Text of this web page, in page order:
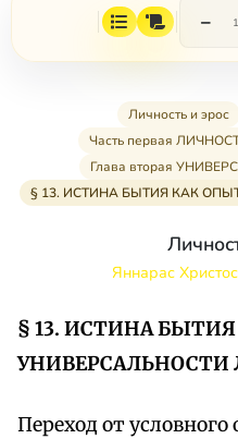
−
Личность и эрос
Часть первая
Глава вторая
§ 13. ИСТИНА БЫТИЯ КАК
Яннарас Христос
§ 13. ИСТИНА
УНИВЕРСАЛЬНОСТИ
Переход от условного